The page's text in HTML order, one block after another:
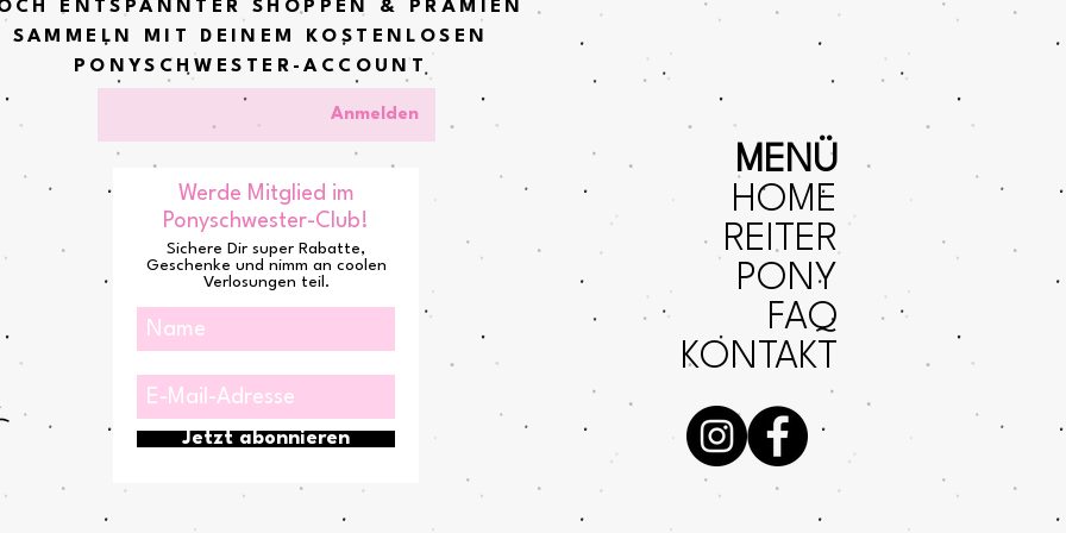
ENTSPANNTER SHOPPEN & PRÄMIEN
SAMMELN MIT DEINEM KOSTENLOSEN
PONYSCHWESTER-ACCOUNT
Anmelden
Werde Mitglied im
Ponyschwester-Club!
Sichere Dir super Rabatte,
Geschenke und nimm an coolen
Verlosungen teil.
Jetzt abonnieren
MENÜ
HOME
REITER
PONY
FAQ
KONTAKT